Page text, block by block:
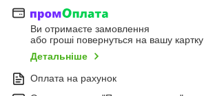
Ви отримаєте замовлення
або гроші повернуться на вашу картку
Детальніше
Оплата на рахунок